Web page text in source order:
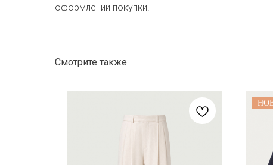
оформлении покупки.
Смотрите также